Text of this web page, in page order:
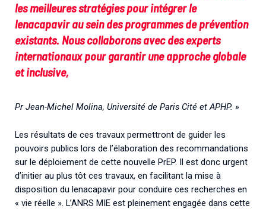
les meilleures stratégies pour intégrer le
lenacapavir au sein des programmes de prévention
existants. Nous collaborons avec des experts
internationaux pour garantir une approche globale
et inclusive,
Pr Jean-Michel Molina, Université de Paris Cité et APHP. »
Les résultats de ces travaux permettront de guider les
pouvoirs publics lors de l’élaboration des recommandations
sur le déploiement de cette nouvelle PrEP. Il est donc urgent
d’initier au plus tôt ces travaux, en facilitant la mise à
disposition du lenacapavir pour conduire ces recherches en
« vie réelle ». L’ANRS MIE est pleinement engagée dans cette